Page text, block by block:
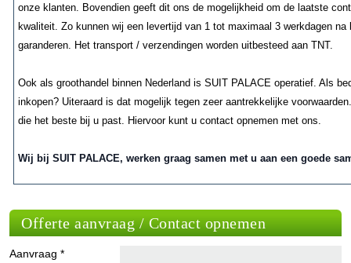
onze klanten. Bovendien geeft dit ons de mogelijkheid om de laatste
kwaliteit. Zo kunnen wij een levertijd van 1 tot maximaal 3 werkdagen na
garanderen. Het transport / verzendingen worden uitbesteed aan TNT.
Ook als groothandel binnen Nederland is SUIT PALACE operatief. Als
inkopen? Uiteraard is dat mogelijk tegen zeer aantrekkelijke
die het beste bij u past. Hiervoor kunt u contact opnemen met ons.
Wij bij SUIT PALACE, werken graag samen met u aan een goede
Offerte aanvraag / Contact opnemen
Aanvraag *